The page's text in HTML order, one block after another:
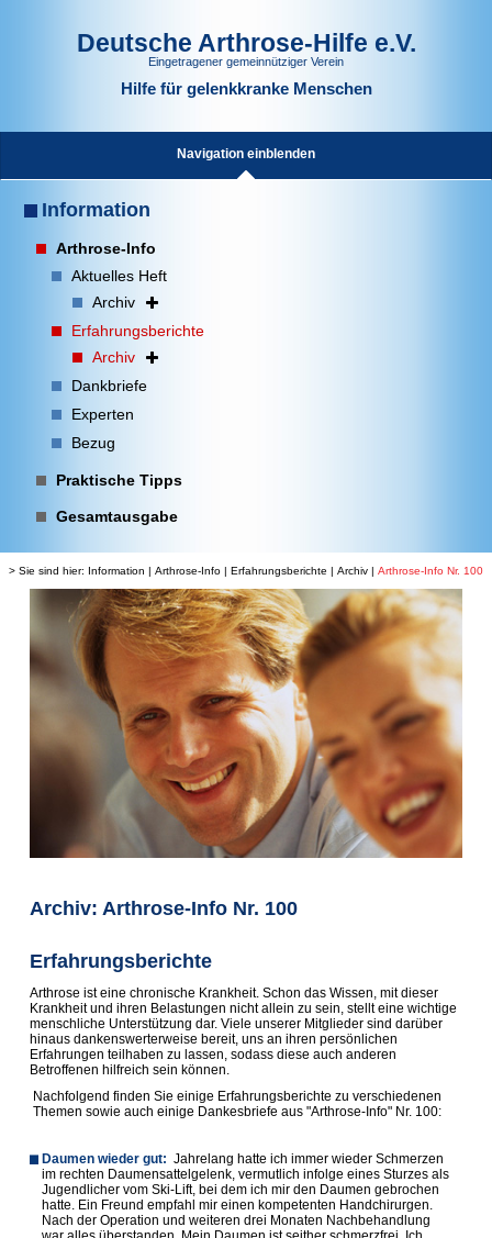
Deutsche Arthrose-Hilfe e.V.
Eingetragener gemeinnütziger Verein
Hilfe für gelenkkranke Menschen
Navigation einblenden
Information
Arthrose-Info
Aktuelles Heft
Archiv
Erfahrungsberichte
Archiv
Dankbriefe
Experten
Bezug
Praktische Tipps
Gesamtausgabe
> Sie sind hier: Information | Arthrose-Info | Erfahrungsberichte | Archiv | Arthrose-Info Nr. 100
Archiv: Arthrose-Info Nr. 100
Erfahrungsberichte
Arthrose ist eine chronische Krankheit. Schon das Wissen, mit dieser
Krankheit und ihren Belastungen nicht allein zu sein, stellt eine wichtige
menschliche Unterstützung dar. Viele unserer Mitglieder sind darüber
hinaus dankenswerterweise bereit, uns an ihren persönlichen
Erfahrungen teilhaben zu lassen, sodass diese auch anderen
Betroffenen hilfreich sein können.
Nachfolgend finden Sie einige Erfahrungsberichte zu verschiedenen
Themen sowie auch einige Dankesbriefe aus "Arthrose-Info" Nr. 100:
Daumen wieder gut: Jahrelang hatte ich immer wieder Schmerzen
im rechten Daumensattelgelenk, vermutlich infolge eines Sturzes als
Jugendlicher vom Ski-Lift, bei dem ich mir den Daumen gebrochen
hatte. Ein Freund empfahl mir einen kompetenten Handchirurgen.
Nach der Operation und weiteren drei Monaten Nachbehandlung